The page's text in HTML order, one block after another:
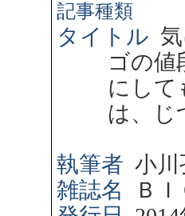
記事種類
タイトル
ゴの
にして
は、じ
執筆者 小川
雑誌名
Ｂ